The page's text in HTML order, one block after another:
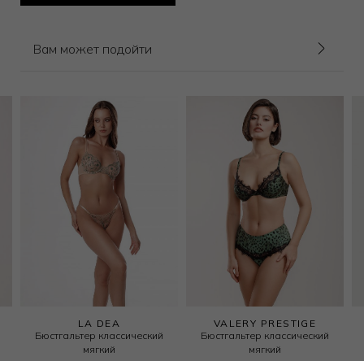
Вам может подойти
LA DEA
Бюстгальтер классический
мягкий
VALERY PRESTIGE
Бюстгальтер классический
мягкий